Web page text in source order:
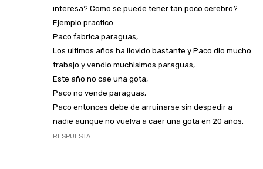
interesa? Como se puede tener tan poco cerebro?
Ejemplo practico:
Paco fabrica paraguas,
Los ultimos años ha llovido bastante y Paco dio mucho
trabajo y vendio muchisimos paraguas,
Este año no cae una gota,
Paco no vende paraguas,
Paco entonces debe de arruinarse sin despedir a
nadie aunque no vuelva a caer una gota en 20 años.
RESPUESTA